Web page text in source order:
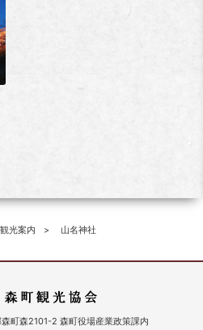
観光案内 山名神社
町森2101-2 森町役場産業政策課内